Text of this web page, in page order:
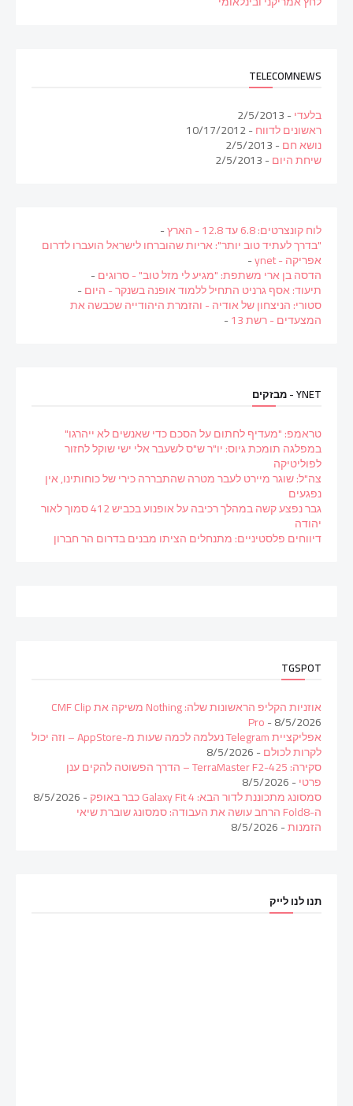
TELECOMNEWS
בלעדי- 2/5/2013
ראשונים לדווח- 10/17/2012
נושא חם- 2/5/2013
שיחת היום- 2/5/2013
לוח קונצרטים: 6.8 עד 12.8 - הארץ -
"בדרך לעתיד טוב יותר": אריות שהוברחו לישראל הועברו לדרום
אפריקה - ynet -
הדסה בן ארי משתפת: "מגיע לי מזל טוב" - סרוגים-
תיעוד: אסף גרניט התחיל ללמוד אופנה בשנקר - היום-
סטורי: הניצחון של אודיה - והזמרת היהודייה שכבשה את
המצעדים - רשת 13 -
YNET - מבזקים
טראמפ: "מעדיף לחתום על הסכם כדי שאנשים לא ייהרגו"
במפלגה תומכת גיוס: יו"ר ש"ס לשעבר אלי ישי שוקל לחזור
לפוליטיקה
צה"ל: שוגר מיירט לעבר מטרה שהתבררה כירי של כוחותינו, אין
נפגעים
גבר נפצע קשה במהלך רכיבה על אופנוע בכביש 412 סמוך לאור
יהודה
דיווחים פלסטיניים: מתנחלים הציתו מבנים בדרום הר חברון
TGSPOT
אוזניות הקליפ הראשונות שלה: Nothing משיקה את CMF Clip
Pro- 8/5/2026
אפליקציית Telegram נעלמה לכמה שעות מ-AppStore – וזה יכול
לקרות לכולם- 8/5/2026
סקירה: TerraMaster F2-425 – הדרך הפשוטה להקים ענן
פרטי- 8/5/2026
סמסונג מתכוננת לדור הבא: Galaxy Fit 4 כבר באופק - 8/5/2026
ה-Fold8 הרחב עושה את העבודה: סמסונג שוברת שיאי
הזמנות- 8/5/2026
תנו לנו לייק